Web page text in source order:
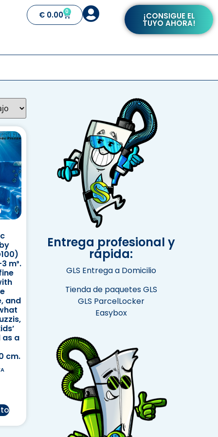
€0.00 0 ¡CONSIGUE EL
TUYO AHORA!
m³.
and
as a
cm.
Entrega profesional y
rápida:
GLS Entrega a Domicilio
Tienda de paquetes GLS
GLS ParcelLocker
Easybox